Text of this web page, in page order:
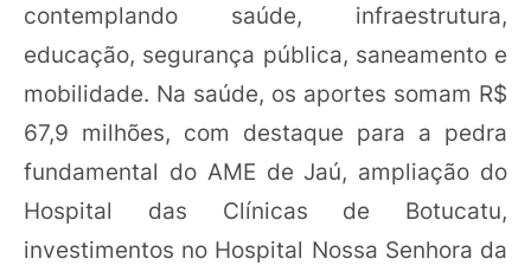
contemplando saúde, infraestrutura,
educação, segurança pública, saneamento e
mobilidade. Na saúde, os aportes somam R$
67,9 milhões, com destaque para a pedra
fundamental do AME de Jaú, ampliação do
Hospital das Clínicas de Botucatu,
investimentos no Hospital Nossa Senhora da